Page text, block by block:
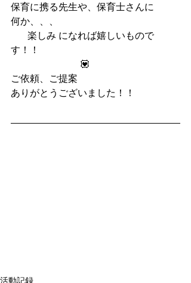
保育に携る先生や、保育士さんに
何か、、、
楽しみ になれば嬉しいもので
す！！
💟
ご依頼、ご提案
ありがとうございました！！
活動記録